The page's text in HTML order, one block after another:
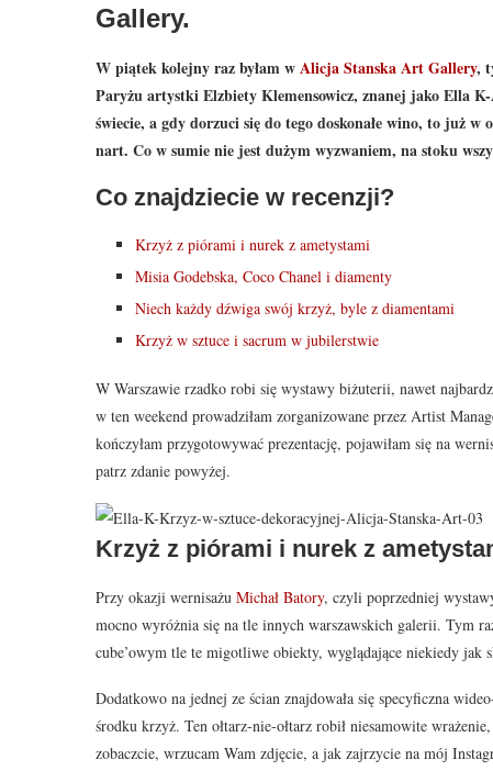
Gallery.
W piątek kolejny raz byłam wAlicja Stanska Art Gallery,
Paryżu artystki Elzbiety Klemensowicz, znanej jako Ella
świecie, a gdy dorzuci się do tego doskonałe wino, to już
nart. Co w sumie nie jest dużym wyzwaniem, na stoku
Co znajdziecie w recenzji?
Krzyż z piórami i nurek z ametystami
Misia Godebska, Coco Chanel i diamenty
Niech każdy dźwiga swój krzyż, byle z diamentami
Krzyż w sztuce i sacrum w jubilerstwie
W Warszawie rzadko robi się wystawy biżuterii, nawet
w ten weekend prowadziłam zorganizowane przez Artist
kończyłam przygotowywać prezentację, pojawiłam się na
patrz zdanie powyżej.
Krzyż z piórami i nurek z
Przy okazji wernisażu Michał Batory, czyli poprzedniej
mocno wyróżnia się na tle innych warszawskich galerii. Tym
cube’owym tle te migotliwe obiekty, wyglądające niekiedy jak
Dodatkowo na jednej ze ścian znajdowała się specyficzna
środku krzyż. Ten ołtarz-nie-ołtarz robił niesamowite
zobaczcie, wrzucam Wam zdjęcie, a jak zajrzycie na mój